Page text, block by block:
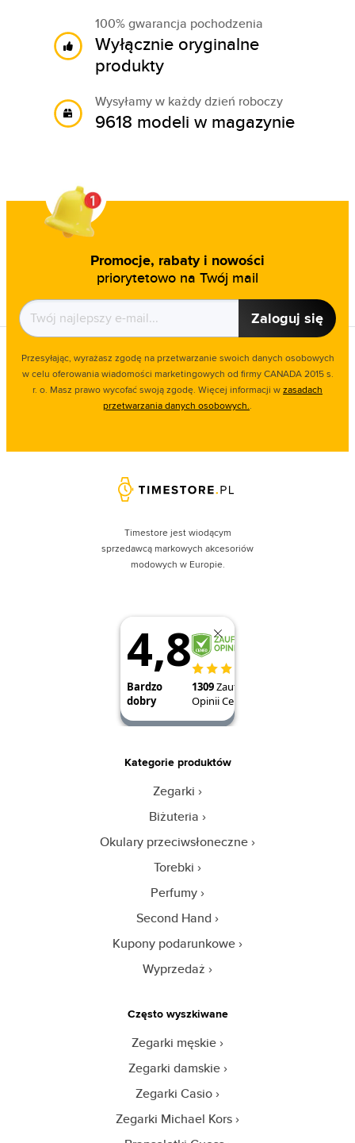
100% gwarancja pochodzenia
Wyłącznie oryginalne
produkty
Wysyłamy w każdy dzień roboczy
9618 modeli w magazynie
Promocje, rabaty i nowości
priorytetowo na Twój mail
Zaloguj się
Przesyłając, wyrażasz zgodę na przetwarzanie swoich danych osobowych
w celu oferowania wiadomości marketingowych od firmy CANADA 2015 s.
r. o. Masz prawo wycofać swoją zgodę. Więcej informacji wzasadach
przetwarzania danych osobowych..
Timestore jest wiodącym
sprzedawcą markowych akcesoriów
modowych w Europie.
Kategorie produktów
Zegarki
Biżuteria
Okulary przeciwsłoneczne
Torebki
Perfumy
Second Hand
Kupony podarunkowe
Wyprzedaż
Często wyszkiwane
Zegarki męskie
Zegarki damskie
Zegarki Casio
Zegarki Michael Kors